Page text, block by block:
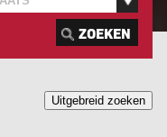
ZOEKEN